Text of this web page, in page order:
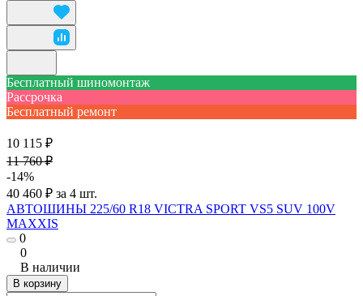
Бесплатный шиномонтаж
Рассрочка
Бесплатный ремонт
10 115 ₽
11 760 ₽
-14%
40 460 ₽ за 4 шт.
АВТОШИНЫ 225/60 R18 VICTRA SPORT VS5 SUV 100V
MAXXIS
0
0
В наличии
В корзину